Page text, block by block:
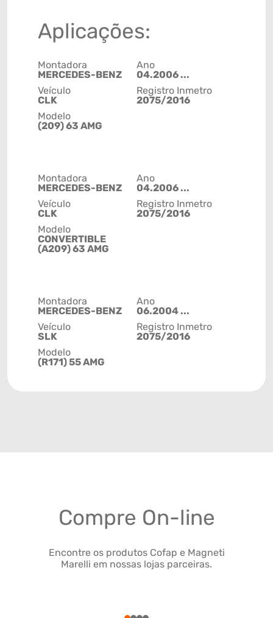
Aplicações:
Montadora
MERCEDES-BENZ
Veículo
CLK
Modelo
(209) 63 AMG
Ano
04.2006 ...
Registro Inmetro
2075/2016
Montadora
MERCEDES-BENZ
Veículo
CLK
Modelo
CONVERTIBLE
(A209) 63 AMG
Ano
04.2006 ...
Registro Inmetro
2075/2016
Montadora
MERCEDES-BENZ
Veículo
SLK
Modelo
(R171) 55 AMG
Ano
06.2004 ...
Registro Inmetro
2075/2016
Compre On-line
Encontre os produtos Cofap e Magneti
Marelli em nossas lojas parceiras.